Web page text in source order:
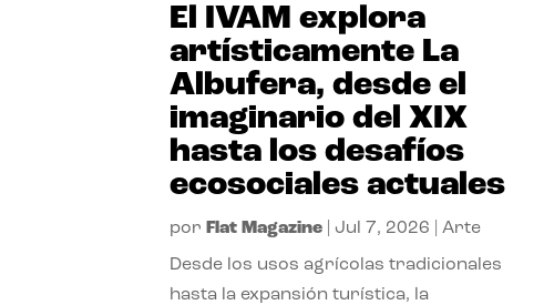
El IVAM explora
artísticamente La
Albufera, desde el
imaginario del XIX
hasta los desafíos
ecosociales actuales
por Flat Magazine Jul 7, 2026 |Arte
Desde los usos agrícolas tradicionales
hasta la expansión turística, la